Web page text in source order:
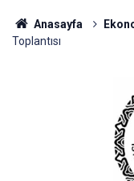
Anasayfa
Toplantısı